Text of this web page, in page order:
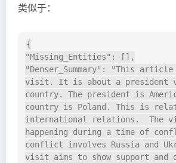
类似于：
{
"Missing_Entities": [],
"Denser_Summary": "This
visit. It is about a president
country. The president is
country is Poland. This is
international relations.  The
happening during a time of
conflict involves Russia and
visit aims to show support and